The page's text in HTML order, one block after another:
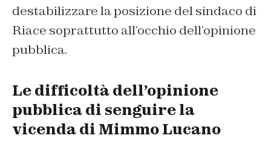
destabilizzare la posizione del sindaco di
Riace soprattutto all’occhio dell’opinione
pubblica.
Le difficoltà dell’opinione
pubblica di senguire la
vicenda di Mimmo Lucano